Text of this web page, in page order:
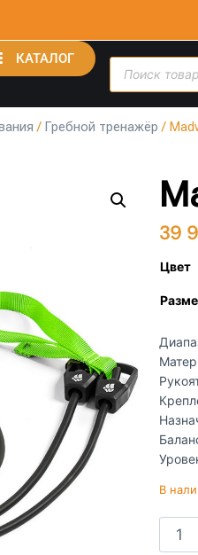
КАТАЛОГ
/ Гребной тренажёр /
39
Цвет
В